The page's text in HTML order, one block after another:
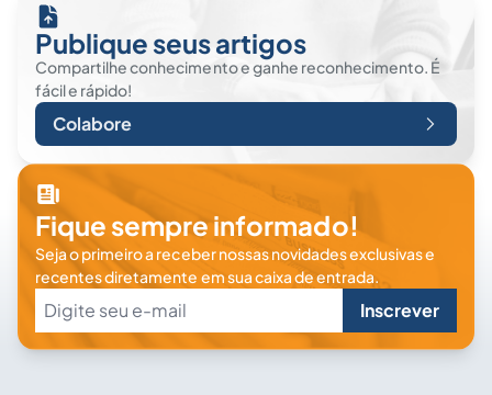
Publique seus artigos
Compartilhe conhecimento e ganhe reconhecimento. É
fácil e rápido!
Colabore
Fique sempre informado!
Seja o primeiro a receber nossas novidades exclusivas e
recentes diretamente em sua caixa de entrada.
Inscrever